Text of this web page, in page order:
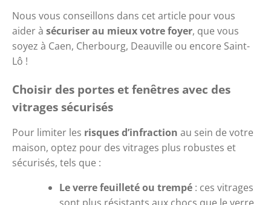
Nous vous conseillons dans cet article pour vous
aider à sécuriser au mieux votre foyer, que vous
soyez à Caen, Cherbourg, Deauville ou encore Saint-
Lô !
Choisir des portes et fenêtres avec des
vitrages sécurisés
Pour limiter les risques d’infraction au sein de votre
maison, optez pour des vitrages plus robustes et
sécurisés, tels que :
Le verre feuilleté ou trempé : ces vitrages
sont plus résistants aux chocs que le verre